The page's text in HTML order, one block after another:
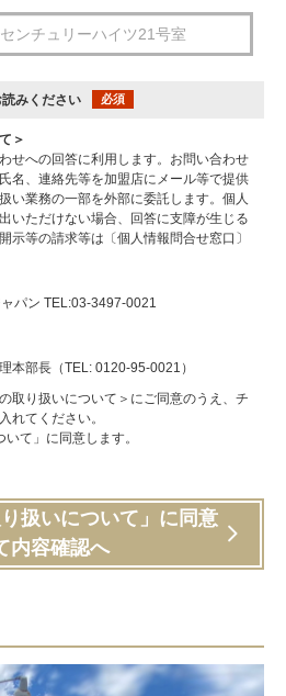
みください 必須
＞
せへの回答に利用します。お問い合わせ
名、連絡先等を加盟店にメール等で提供
い業務の一部を外部に委託します。個人
いただけない場合、回答に支障が生じる
示等の請求等は〔個人情報問合せ窓口〕
パン TEL:03-3497-0021
部長（TEL: 0120-95-0021）
取り扱いについて＞にご同意のうえ、チ
れてください。
いて」に同意します。
り扱いについて」に同意
内容確認へ